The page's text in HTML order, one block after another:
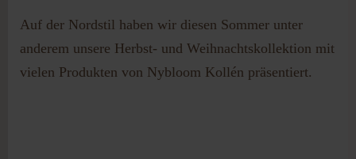
Auf der Nordstil haben wir diesen Sommer unter
anderem unsere Herbst- und Weihnachtskollektion mit
vielen Produkten von Nybloom Kollén präsentiert.